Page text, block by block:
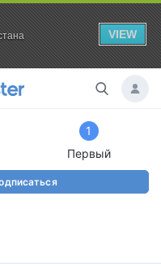
VIEW
1
Первый